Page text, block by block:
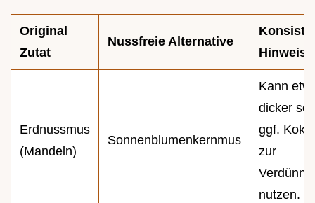
Original
Zutat
Nussfreie Alternative
Hinweis
Erdnussmus
(Mandeln)
Sonnenblumenkernmus
Kann
dicker
ggf.
zur
nutzen.